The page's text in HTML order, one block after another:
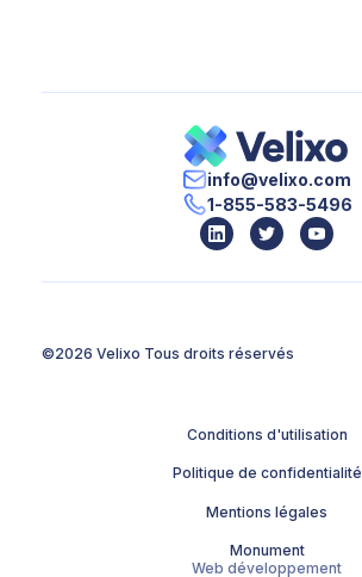
info@velixo.com
1-855-583-5496
©2026 Velixo Tous droits réservés
Conditions d'utilisation
Politique de confidentialité
Mentions légales
Monument
Web développement